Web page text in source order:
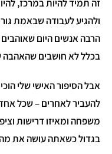
זה תמיד להיות במרכז,
ולהגיע לעבודה שבאמת
הרבה אנשים היום
בכלל לא חושבים שהאהבה
אבל הסיפור האישי שלי
להעביר לאחרים – שכל
משפחה ומאיזו דרישות
בגדול כשאתה עושה את